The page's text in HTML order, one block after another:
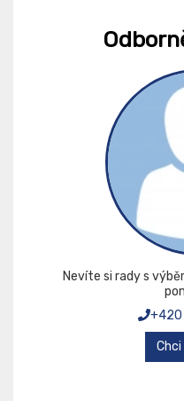
Nevíte si rady s
+420